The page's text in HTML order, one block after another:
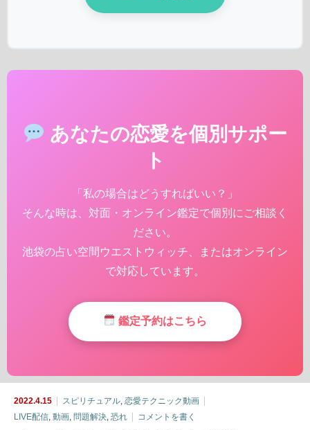
あなたの恋愛を個別サポー
ト
「私の場合はどうすればいい？」
そんな時は、対面・オンライン鑑定で個別にご相談く
ださい。
池袋の占い空間ウエストウィッチ、またはオンライン
で対応しています。
鑑定予約はこちら
2022.4.15 スピリチュアル 恋愛テクニック動画
LIVE配信 動画 問題解決 恐れ コメントを書く